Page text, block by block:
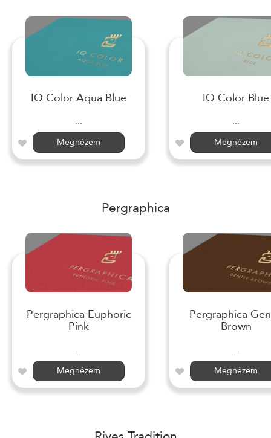
IQ Color Aqua Blue
...
Megnézem
IQ Color Blue
...
Megnézem
Pergraphica
Pergraphica Euphoric
Pink
...
Megnézem
Pergraphica
Brown
...
Megnézem